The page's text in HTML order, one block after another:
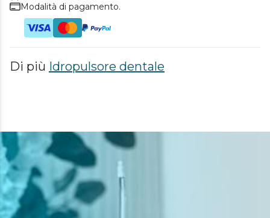
Modalità di pagamento.
Di più Idropulsore dentale